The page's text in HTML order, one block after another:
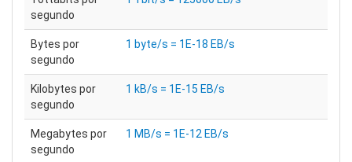
segundo
Bytes por
segundo
1 byte/s = 1E-18 EB/s
Kilobytes por
segundo
1 kB/s = 1E-15 EB/s
Megabytes por
segundo
1 MB/s = 1E-12 EB/s